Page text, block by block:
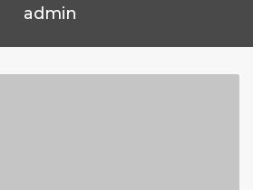
admin